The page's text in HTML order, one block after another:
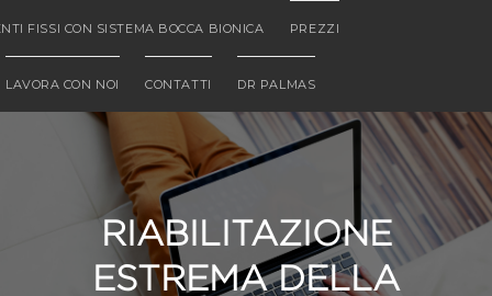
FISSI CON SISTEMA BOCCA BIONICA PREZZI
LAVORA CON NOI CONTATTI DR PALMAS
RIABILITAZIONE
ESTREMA DELLA